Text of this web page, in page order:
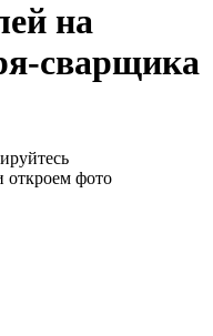
на
сварщика
откроем фото